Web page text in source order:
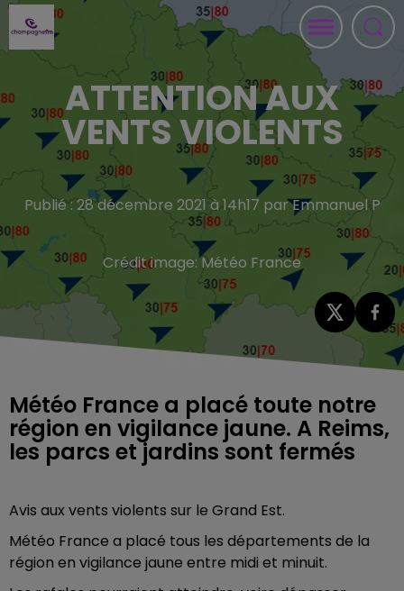
ATTENTION AUX
VENTS VIOLENTS
Publié : 28 décembre 2021 à 14h17 par Emmanuel P
Crédit image:Météo France
Météo France a placé toute notre
région en vigilance jaune. A Reims,
les parcs et jardins sont fermés
Avis aux vents violents sur le Grand Est.
Météo France a placé tous les départements de la
région en vigilance jaune entre midi et minuit.